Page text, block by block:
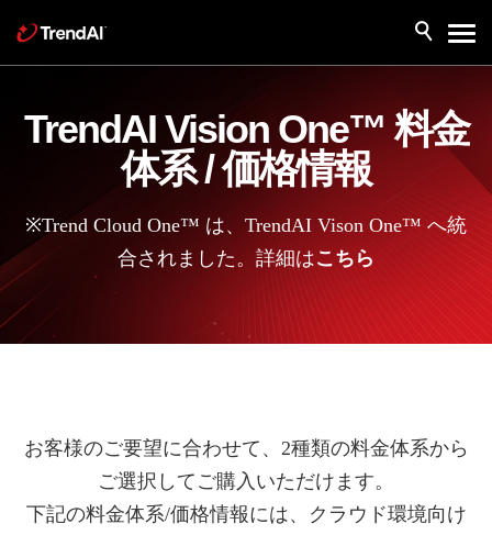
TrendAI Vision One™ 料金
体系 / 価格情報
※Trend Cloud One™ は、TrendAI Vison One™ へ統
合されました。詳細はこちら
お客様のご要望に合わせて、2種類の料金体系から
ご選択してご購入いただけます。
下記の料金体系/価格情報には、クラウド環境向け